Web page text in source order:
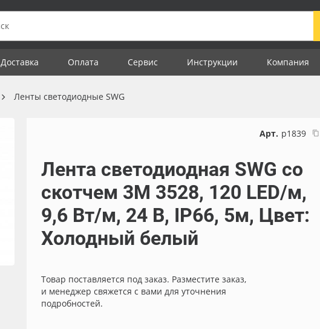
Доставка Оплата Сервис Инструкции Компания
Ленты светодиодные SWG
Арт. р1839
Лента светодиодная SWG со
скотчем 3М 3528, 120 LED/м,
9,6 Вт/м, 24 В, IP66, 5м, Цвет:
Холодный белый
Товар поставляется под заказ. Разместите заказ,
и менеджер свяжется с вами для уточнения
подробностей.